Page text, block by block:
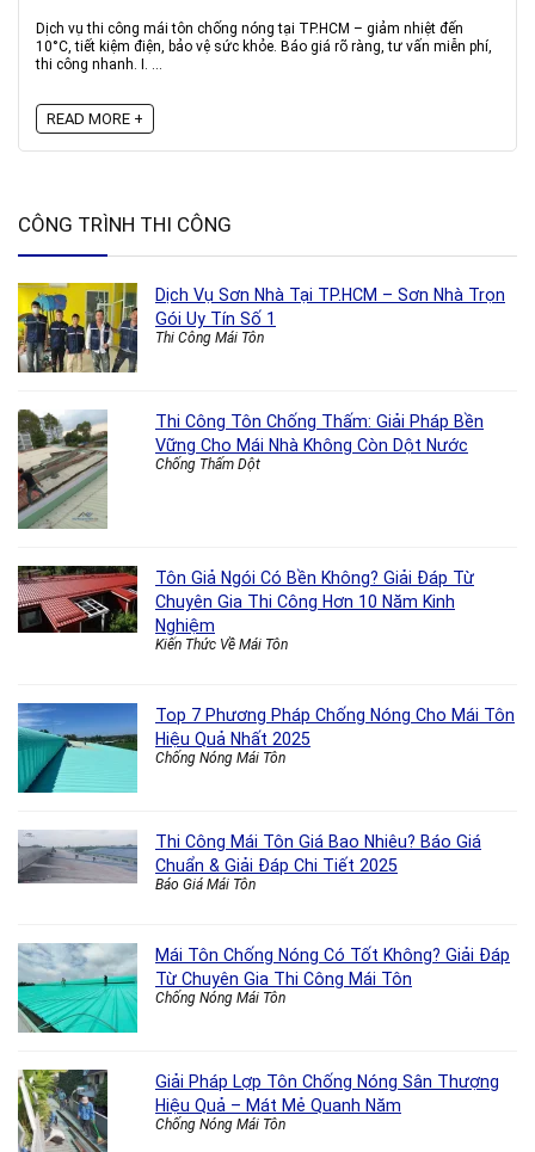
Dịch vụ thi công mái tôn chống nóng tại TP.HCM – giảm nhiệt đến
10°C, tiết kiệm điện, bảo vệ sức khỏe. Báo giá rõ ràng, tư vấn miễn phí,
thi công nhanh. I. ...
READ MORE +
CÔNG TRÌNH THI CÔNG
Dịch Vụ Sơn Nhà Tại TP.HCM – Sơn Nhà Trọn
Gói Uy Tín Số 1
Thi Công Mái Tôn
Thi Công Tôn Chống Thấm: Giải Pháp Bền
Vững Cho Mái Nhà Không Còn Dột Nước
Chống Thấm Dột
Tôn Giả Ngói Có Bền Không? Giải Đáp Từ
Chuyên Gia Thi Công Hơn 10 Năm Kinh
Nghiệm
Kiến Thức Về Mái Tôn
Top 7 Phương Pháp Chống Nóng Cho Mái Tôn
Hiệu Quả Nhất 2025
Chống Nóng Mái Tôn
Thi Công Mái Tôn Giá Bao Nhiêu? Báo Giá
Chuẩn & Giải Đáp Chi Tiết 2025
Báo Giá Mái Tôn
Mái Tôn Chống Nóng Có Tốt Không? Giải Đáp
Từ Chuyên Gia Thi Công Mái Tôn
Chống Nóng Mái Tôn
Giải Pháp Lợp Tôn Chống Nóng Sân Thượng
Hiệu Quả – Mát Mẻ Quanh Năm
Chống Nóng Mái Tôn